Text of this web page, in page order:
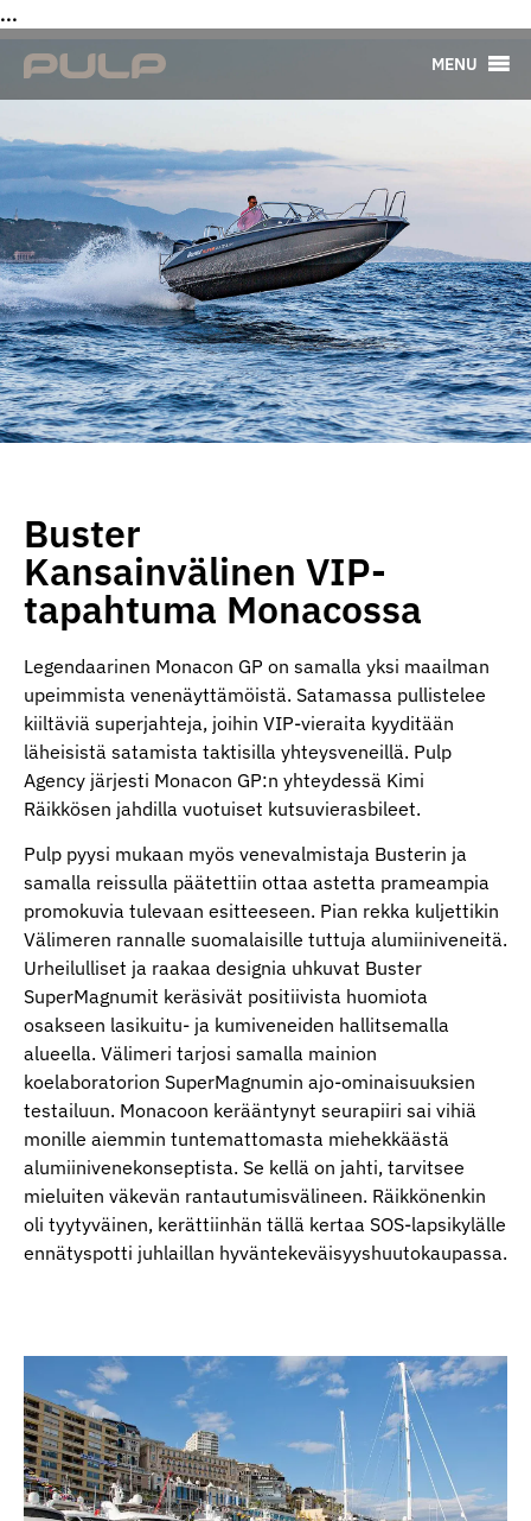
...
MENU
Buster
Kansainvälinen VIP-
tapahtuma Monacossa
Legendaarinen Monacon GP on samalla yksi maailman
upeimmista venenäyttämöistä. Satamassa pullistelee
kiiltäviä superjahteja, joihin VIP-vieraita kyyditään
läheisistä satamista taktisilla yhteysveneillä. Pulp
Agency järjesti Monacon GP:n yhteydessä Kimi
Räikkösen jahdilla vuotuiset kutsuvierasbileet.
Pulp pyysi mukaan myös venevalmistaja Busterin ja
samalla reissulla päätettiin ottaa astetta prameampia
promokuvia tulevaan esitteeseen. Pian rekka kuljettikin
Välimeren rannalle suomalaisille tuttuja alumiiniveneitä.
Urheilulliset ja raakaa designia uhkuvat Buster
SuperMagnumit keräsivät positiivista huomiota
osakseen lasikuitu- ja kumiveneiden hallitsemalla
alueella. Välimeri tarjosi samalla mainion
koelaboratorion SuperMagnumin ajo-ominaisuuksien
testailuun. Monacoon kerääntynyt seurapiiri sai vihiä
monille aiemmin tuntemattomasta miehekkäästä
alumiinivenekonseptista. Se kellä on jahti, tarvitsee
mieluiten väkevän rantautumisvälineen. Räikkönenkin
oli tyytyväinen, kerättiinhän tällä kertaa SOS-lapsikylälle
ennätyspotti juhlaillan hyväntekeväisyyshuutokaupassa.